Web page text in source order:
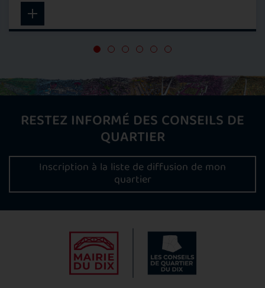
RESTEZ INFORMÉ DES CONSEILS DE
QUARTIER
Inscription à la liste de diffusion de mon
quartier